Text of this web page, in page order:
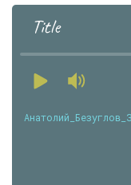
Title